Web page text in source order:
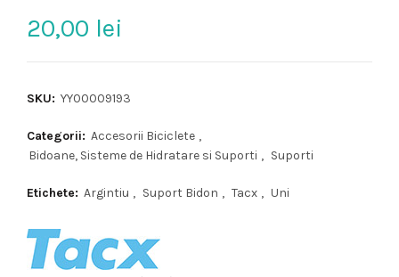
20,00 lei
SKU: YY00009193
Categorii: Accesorii Biciclete ,
Bidoane, Sisteme de Hidratare si Suporti , Suporti
Etichete: Argintiu , Suport Bidon , Tacx , Uni